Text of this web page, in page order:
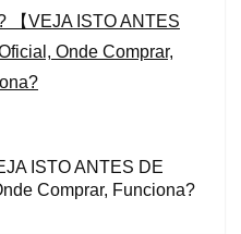
ISTO ANTES DE
Comprar, Funciona?